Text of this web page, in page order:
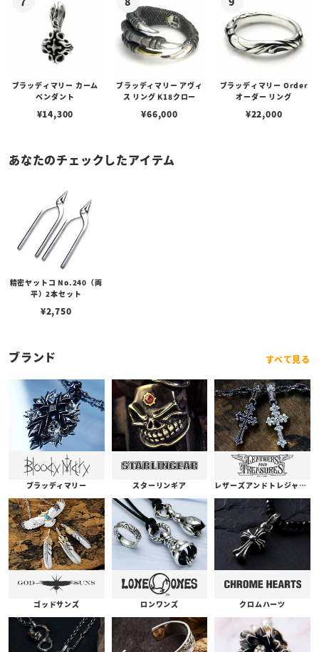
ブラッディマリー カーム
ペンダント
¥14,300
ブラッディマリー アヴィ
ス リング K18クロー
¥66,000
ブラッディマリー Order
オーダー リング
¥22,000
あなたのチェックしたアイテム
精密ヤットコ No.240（両
平）2本セット
¥2,750
ブランド すべて見る
ブラッディマリー スターリンギア レザーズアンドトレジャーズ
ゴッドサンズ ロンワンズ クロムハーツ